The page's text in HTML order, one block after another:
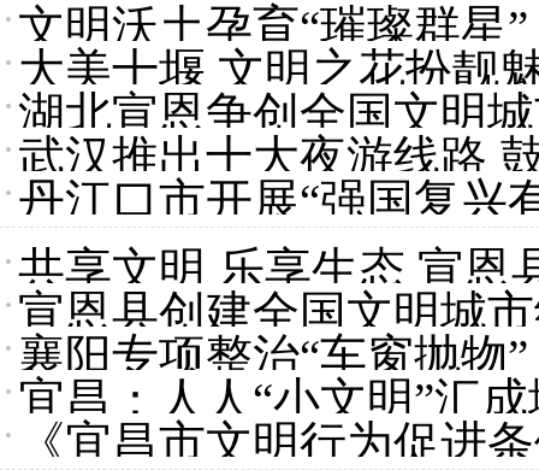
文明沃土孕育“璀璨群星
物
大美十堰 文明之花扮靓
湖北宣恩争创全国文明
武汉推出十大夜游线路
丹江口市开展“强国复兴
共享文明 乐享生态 宣恩
宣恩县创建全国文明城
襄阳专项整治“车窗抛物
宜昌：人人“小文明”汇
《宜昌市文明行为促进